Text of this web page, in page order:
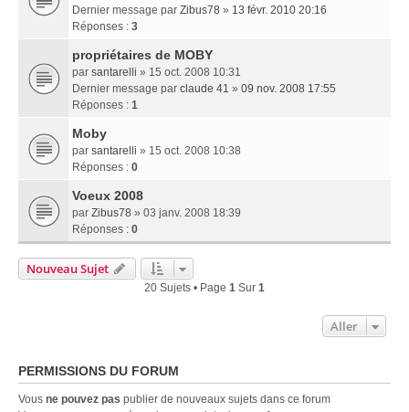
Dernier message par Zibus78 » 13 févr. 2010 20:16
Réponses : 3
propriétaires de MOBY
par santarelli » 15 oct. 2008 10:31
Dernier message par claude 41 » 09 nov. 2008 17:55
Réponses : 1
Moby
par santarelli » 15 oct. 2008 10:38
Réponses : 0
Voeux 2008
par Zibus78 » 03 janv. 2008 18:39
Réponses : 0
Nouveau Sujet
20 Sujets • Page 1 Sur 1
Aller
PERMISSIONS DU FORUM
Vous ne pouvez pas publier de nouveaux sujets dans ce forum